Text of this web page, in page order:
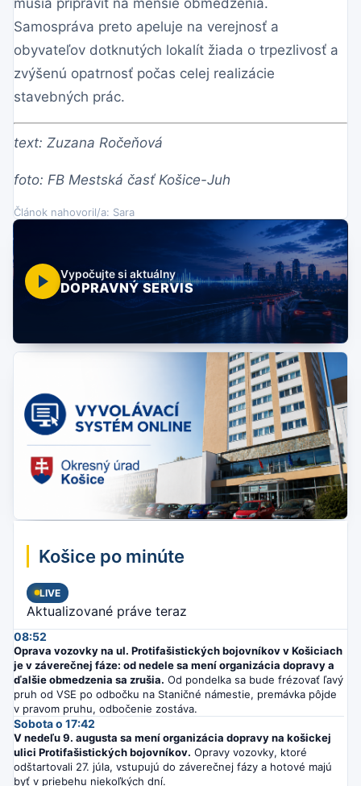
musia pripraviť na menšie obmedzenia.
Samospráva preto apeluje na verejnosť a
obyvateľov dotknutých lokalít žiada o trpezlivosť a
zvýšenú opatrnosť počas celej realizácie
stavebných prác.
text: Zuzana Ročeňová
foto: FB Mestská časť Košice-Juh
Článok nahovoril/a: Sara
Vypočujte si aktuálny
DOPRAVNÝ SERVIS
Košice po minúte
LIVE
Aktualizované práve teraz
08:52
Oprava vozovky na ul. Protifašistických bojovníkov v Košiciach
je v záverečnej fáze: od nedele sa mení organizácia dopravy a
ďalšie obmedzenia sa zrušia. Od pondelka sa bude frézovať ľavý
pruh od VSE po odbočku na Staničné námestie, premávka pôjde
v pravom pruhu, odbočenie zostáva.
Sobota o 17:42
V nedeľu 9. augusta sa mení organizácia dopravy na košickej
ulici Protifašistických bojovníkov. Opravy vozovky, ktoré
odštartovali 27. júla, vstupujú do záverečnej fázy a hotové majú
byť v priebehu niekoľkých dní.